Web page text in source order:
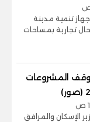
تنمية مدينة
الجديدة أنه تم طرح 5 محال تجارية بمساحات
المشروعات
الإسكان والمرافق